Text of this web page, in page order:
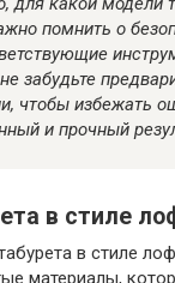
помнить о
забудьте
чтобы избежать
и прочный
в стиле
в стиле
материалы,